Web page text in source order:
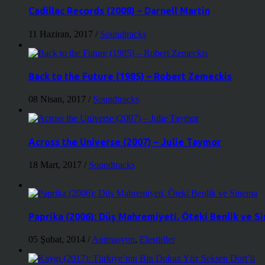
Cadillac Records (2008) – Darnell Martin
11 Haziran, 2017 / Soundtracks
Back to the Future (1985) – Robert Zemeckis
08 Nisan, 2017 / Soundtracks
Across the Universe (2007) – Julie Taymor
18 Mart, 2017 / Soundtracks
Paprika (2006): Düş Mahremiyeti, Öteki Benlik ve
05 Şubat, 2014 / Animasyon, Eleştiriler